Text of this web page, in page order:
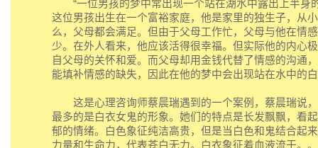
“一位男孩的梦中常出现一个站在湖水中露出上半身
这位男孩出生在一个富裕家庭，他是家里的独生子，从
么，父母都会满足。但由于父母工作忙，父母与他在情
少。在外人看来，他应该活得很幸福。但实际他的内心
自父母的关怀和爱。而父母却用金钱代替了情感的沟通
能填补情感的缺失，因此在他的梦中会出现站在水中的
这是心理咨询师蔡晨瑞遇到的一个案例，蔡晨瑞说，
最多的是白衣女鬼的形象。她们的特点是长发飘飘，看
郁的情绪。白色象征纯洁高贵，但是当白色和鬼结合起
力量和生命力，代表苍白无力。白衣象征着血液流干。